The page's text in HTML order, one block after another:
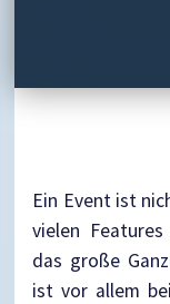
Ein Event ist
vielen
das große
ist vor allem